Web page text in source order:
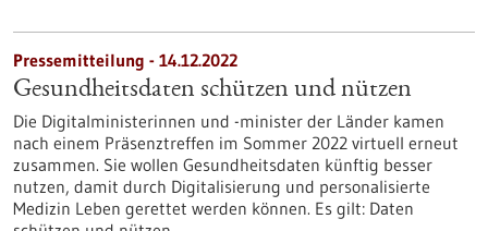
Pressemitteilung - 14.12.2022
Gesundheitsdaten schützen und nützen
Die Digitalministerinnen und -minister der Länder kamen
nach einem Präsenztreffen im Sommer 2022 virtuell erneut
zusammen. Sie wollen Gesundheitsdaten künftig besser
nutzen, damit durch Digitalisierung und personalisierte
Medizin Leben gerettet werden können. Es gilt: Daten